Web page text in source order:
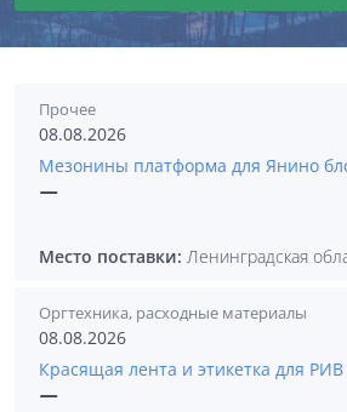
Прочее
08.08.2026
Мезонины платформа для Янино
—
Место поставки: Ленинградская
Оргтехника, расходные материалы
08.08.2026
Красящая лента и этикетка для РИВ
—